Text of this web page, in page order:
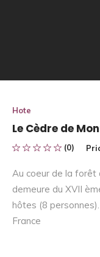
Hote
Le Cèdre de
(0)
Au coeur de la forêt
demeure du XVII
hôtes (8
France